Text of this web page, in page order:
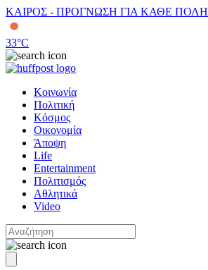
ΚΑΙΡΟΣ - ΠΡΟΓΝΩΣΗ ΓΙΑ ΚΑΘΕ ΠΟΛΗ
33°C
Κοινωνία
Πολιτική
Κόσμος
Οικονομία
Άποψη
Life
Entertainment
Πολιτισμός
Αθλητικά
Video